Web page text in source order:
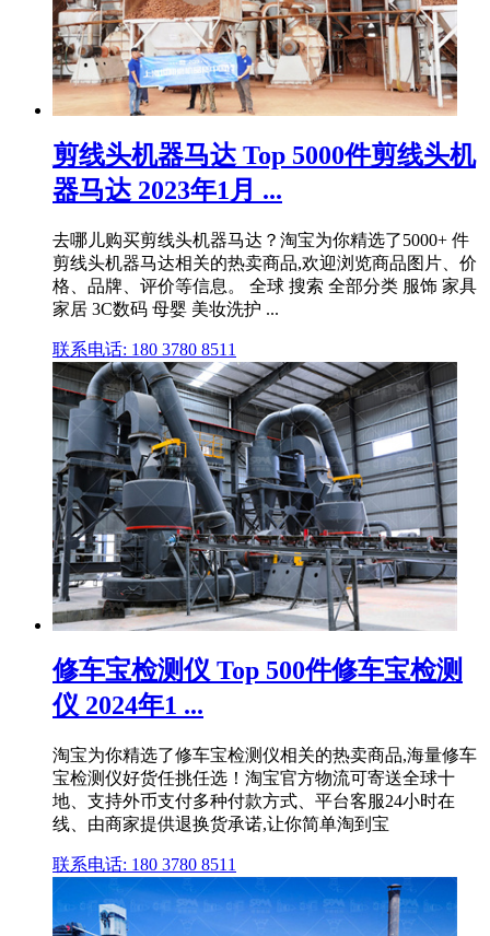
剪线头机器马达 Top 5000件剪线头机
器马达 2023年1月 ...
去哪儿购买剪线头机器马达？淘宝为你精选了5000+ 件
剪线头机器马达相关的热卖商品,欢迎浏览商品图片、价
格、品牌、评价等信息。 全球 搜索 全部分类 服饰 家具
家居 3C数码 母婴 美妆洗护 ...
联系电话: 180 3780 8511
修车宝检测仪 Top 500件修车宝检测
仪 2024年1 ...
淘宝为你精选了修车宝检测仪相关的热卖商品,海量修车
宝检测仪好货任挑任选！淘宝官方物流可寄送全球十
地、支持外币支付多种付款方式、平台客服24小时在
线、由商家提供退换货承诺,让你简单淘到宝
联系电话: 180 3780 8511